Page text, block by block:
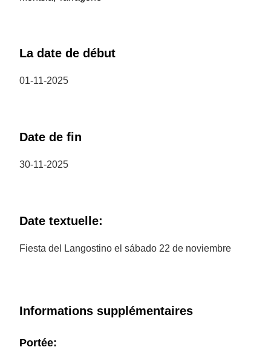
La date de début
01-11-2025
Date de fin
30-11-2025
Date textuelle:
Fiesta del Langostino el sábado 22 de noviembre
Informations supplémentaires
Portée: